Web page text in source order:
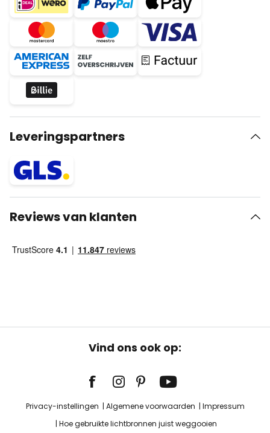
Leveringspartners
Reviews van klanten
Vind ons ook op:
Privacy-instellingen Algemene voorwaarden
Impressum
Hoe gebruikte lichtbronnen juist weggooien